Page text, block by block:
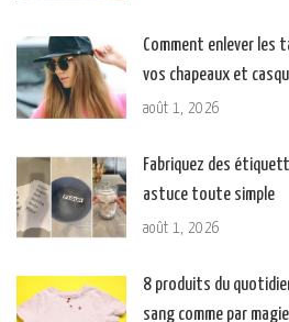
Comment enlever les
vos chapeaux et
août 1, 2026
Fabriquez des
astuce toute simple
août 1, 2026
8 produits du
sang comme par magie